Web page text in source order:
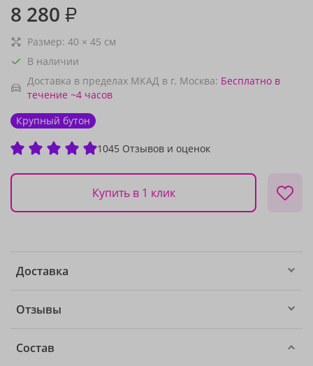
8 280 ₽
Размер: 40 × 45 см
В наличии
Доставка в пределах МКАД в г. Москва: Бесплатно в
течение ~4 часов
Крупный бутон
1045 Отзывов и оценок
Купить в 1 клик
Доставка
Отзывы
Состав